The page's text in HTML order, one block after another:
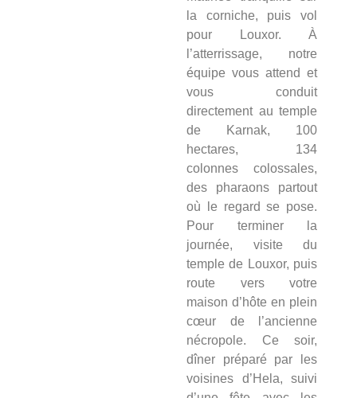
la corniche, puis vol
pour Louxor. À
l’atterrissage, notre
équipe vous attend et
vous conduit
directement au temple
de Karnak, 100
hectares, 134
colonnes colossales,
des pharaons partout
où le regard se pose.
Pour terminer la
journée, visite du
temple de Louxor, puis
route vers votre
maison d’hôte en plein
cœur de l’ancienne
nécropole. Ce soir,
dîner préparé par les
voisines d’Hela, suivi